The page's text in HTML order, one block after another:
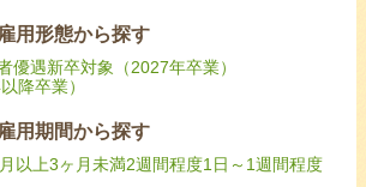
用形態から探す
優遇新卒対象（2027年卒業）
降卒業）
用期間から探す
以上3ヶ月未満2週間程度1日～1週間程度